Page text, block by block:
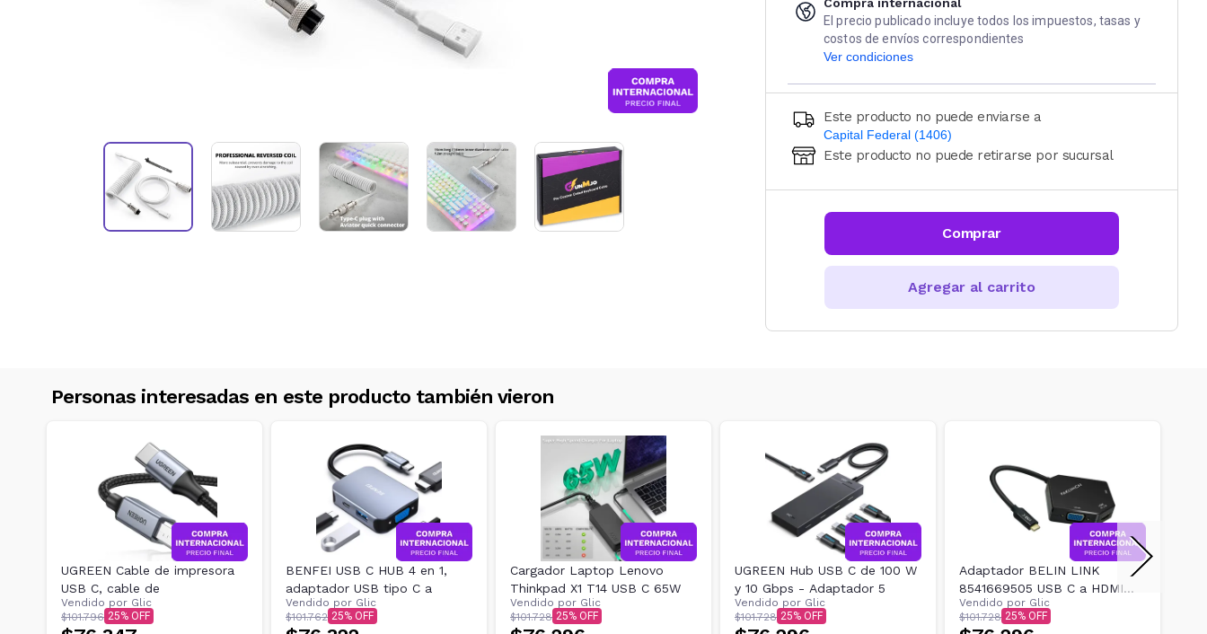
El precio publicado incluye todos los impuestos, tasas y
costos de envíos correspondientes
Ver condiciones
Este producto no puede enviarse a
Capital Federal (1406)
Ingresá código postal (sólo números)
CALCULAR
Este producto no puede retirarse por sucursal
Comprar
Agregar al carrito
Personas interesadas en este producto también vieron
UGREEN Cable de impresora
USB C, cable de
Vendido por Glic
$101.796 25
BENFEI USB C HUB 4 en 1,
adaptador USB tipo C a
Vendido por Glic
$101.762 25
Cargador Laptop Lenovo
Thinkpad X1 T14 USB C 65W
Vendido por Glic
$101.728 25
UGREEN Hub USB C de 100 W
y 10 Gbps - Adaptador 5
Vendido por Glic
$101.728 25
Adaptador BELIN LINK
8541669505 USB C a HDMI
VGA
Vendido por Glic
$101.728 25